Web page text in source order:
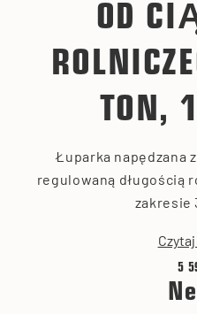
OD
TON,
Łuparka napędzana
regulowaną długością
zakresie
5